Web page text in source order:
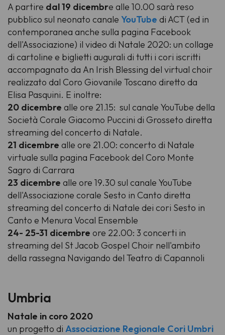
A partire dal 19 dicembre alle 10.00 sarà reso
pubblico sul neonato canale YouTube di ACT (ed in
contemporanea anche sulla pagina Facebook
dell'Associazione) il video di Natale 2020: un collage
di cartoline e biglietti augurali di tutti i cori iscritti
accompagnato da An Irish Blessing del virtual choir
realizzato dal Coro Giovanile Toscano diretto da
Elisa Pasquini. E inoltre:
20 dicembre alle ore 21.15: sul canale YouTube della
Società Corale Giacomo Puccini di Grosseto diretta
streaming del concerto di Natale.
21 dicembre alle ore 21.00: concerto di Natale
virtuale sulla pagina Facebook del Coro Monte
Sagro di Carrara
23 dicembre alle ore 19.30 sul canale YouTube
dell'Associazione corale Sesto in Canto diretta
streaming del concerto di Natale dei cori Sesto in
Canto e Menura Vocal Ensemble
24- 25-31 dicembre ore 22.00: 3 concerti in
streaming del St Jacob Gospel Choir nell'ambito
della rassegna Navigando del Teatro di Capannoli
Umbria
Natale in coro 2020
un progetto di Associazione Regionale Cori Umbri